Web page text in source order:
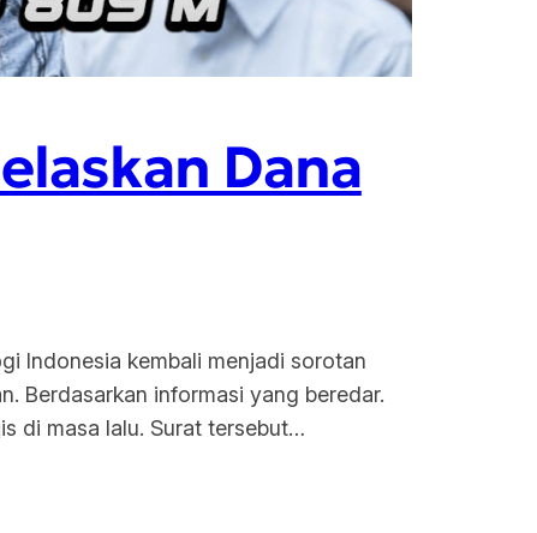
Dana
Indonesia kembali menjadi sorotan
Berdasarkan informasi yang beredar.
di masa lalu. Surat tersebut…